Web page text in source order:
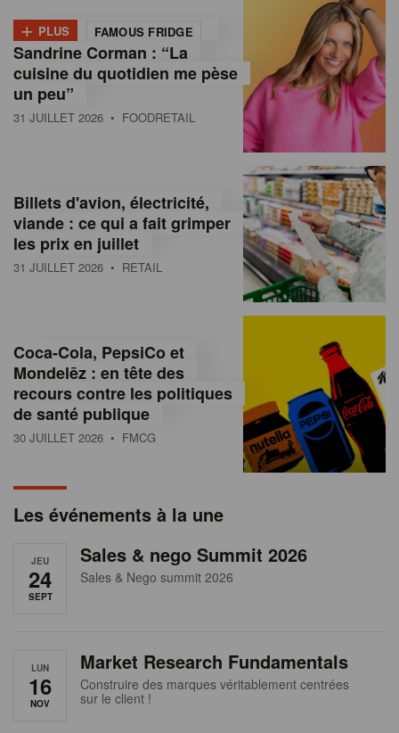
m
a
s
s
u
e
e
a
+ PLUS FAMOUS FRIDGE
Sandrine Corman : “La
cuisine du quotidien me pèse
un peu”
31 JUILLET 2026 • FOODRETAIL
Billets d'avion, électricité,
viande : ce qui a fait grimper
les prix en juillet
31 JUILLET 2026 • RETAIL
Coca-Cola, PepsiCo et
Mondelēz : en tête des
recours contre les politiques
de santé publique
30 JUILLET 2026 • FMCG
Les événements à la une
JEU
24
SEPT
Sales & nego Summit 2026
Sales & Nego summit 2026
LUN
16
NOV
Market Research Fundamentals
Construire des marques véritablement centrées
sur le client !